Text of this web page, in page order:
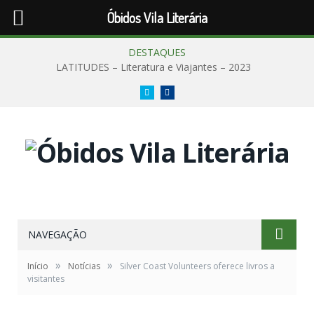
DESTAQUES
LATITUDES – Literatura e Viajantes – 2023
Twitter
NAVEGAÇÃO
Início » Notícias »
Silver Coast Volunteers oferece livros a
visitantes
Óbidos Vila Literária